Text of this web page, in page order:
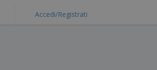
Accedi/Registrati